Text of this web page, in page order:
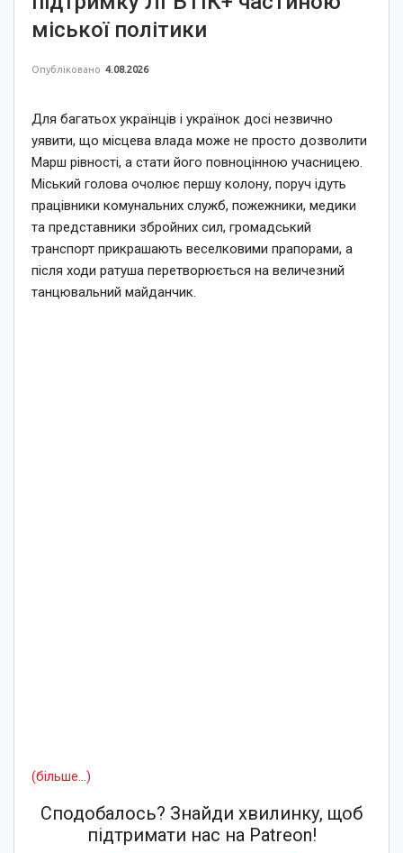
міської політики
Опубліковано 4.08.2026
Для багатьох українців і українок досі незвично
уявити, що місцева влада може не просто дозволити
Марш рівності, а стати його повноцінною учасницею.
Міський голова очолює першу колону, поруч ідуть
працівники комунальних служб, пожежники, медики
та представники збройних сил, громадський
транспорт прикрашають веселковими прапорами, а
після ходи ратуша перетворюється на величезний
танцювальний майданчик.
(більше…)
Сподобалось? Знайди хвилинку, щоб
підтримати нас на Patreon!